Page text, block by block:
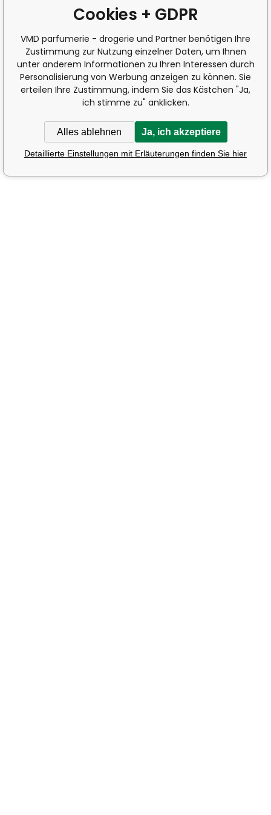
Cookies + GDPR
VMD parfumerie - drogerie und Partner benötigen Ihre
Zustimmung zur Nutzung einzelner Daten, um Ihnen
unter anderem Informationen zu Ihren Interessen durch
Personalisierung von Werbung anzeigen zu können. Sie
erteilen Ihre Zustimmung, indem Sie das Kästchen "Ja,
ich stimme zu" anklicken.
Alles ablehnen Ja, ich akzeptiere
Detaillierte Einstellungen mit Erläuterungen finden Sie hier